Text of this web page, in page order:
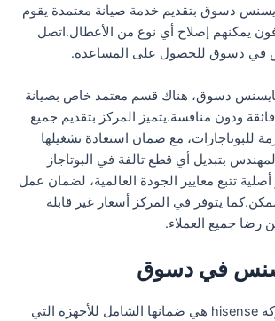
دسوق بتقديم خدمة صيانة معتمدة يقوم
يمكنهم إصلاح أي نوع من الأعطال.اتصل
في دسوق للحصول على المساعدة.
دسوق، هناك قسم معتمد خاص بصيانة
فائقة ودون منافسة.يتميز المركز بتقديم جميع
للبوتاجازات، مع ضمان استعادة تشغيلها
بتبديل أي قطع تالفة في البوتاجاز
تتبع معايير الجودة العالمية، لضمان عمل
يتوفر في المركز أسعار غير قابلة
رضا جميع العملاء.
في دسوق
إحدى أبرز مزايا شركة hisense هي ضمانها الشامل للأجهزة التي